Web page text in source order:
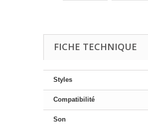
FICHE TECHNIQUE
Styles
Compatibilité
Son